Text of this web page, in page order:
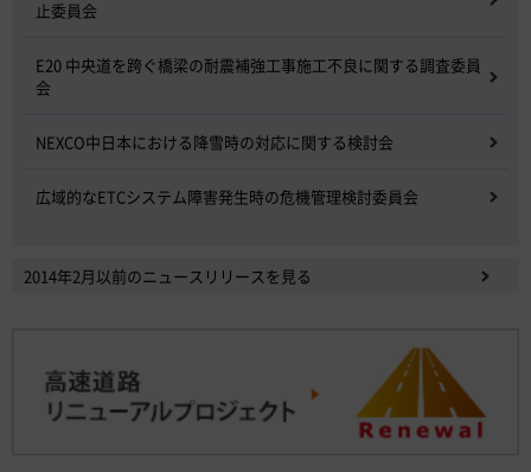
止委員会
E20 中央道を跨ぐ橋梁の耐震補強工事施工不良に関する調査委員
会
NEXCO中日本における降雪時の対応に関する検討会
広域的なETCシステム障害発生時の危機管理検討委員会
2014年2月以前のニュースリリースを見る